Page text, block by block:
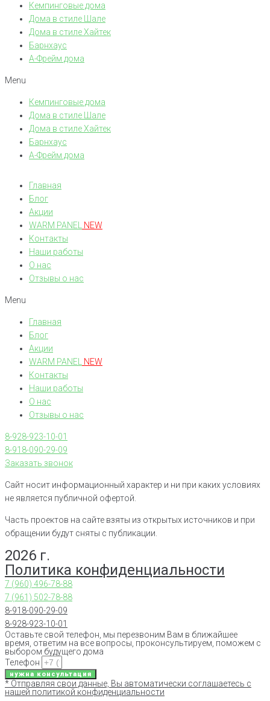
Кемпинговые дома
Дома в стиле Шале
Дома в стиле Хайтек
Барнхаус
А-Фрейм дома
Menu
Кемпинговые дома
Дома в стиле Шале
Дома в стиле Хайтек
Барнхаус
А-Фрейм дома
Главная
Блог
Акции
WARM PANEL
NEW
Контакты
Наши работы
О нас
Отзывы о нас
Menu
Главная
Блог
Акции
WARM PANEL
NEW
Контакты
Наши работы
О нас
Отзывы о нас
8-928-923-10-01
8-918-090-29-09
Заказать звонок
Сайт носит информационный характер и ни при каких условиях
не является публичной офертой.
Часть проектов на сайте взяты из открытых источников и при
обращении будут сняты с публикации.
2026 г.
Политика конфиденциальности
7 (960) 496-78-88
7 (961) 502-78-88
8-918-090-29-09
8-928-923-10-01
Оставьте свой телефон, мы перезвоним Вам в ближайшее
время, ответим на все вопросы, проконсультируем, поможем с
выбором будущего дома
Телефон
нужна консультация
* Отправляя свои данные, Вы автоматически соглашаетесь с
нашей политикой конфиденциальности